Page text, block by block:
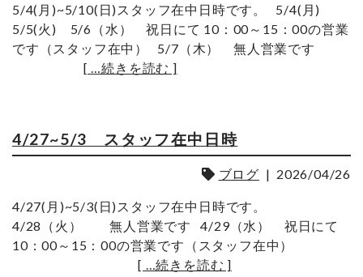
5/4(月)~5/10(日)スタッフ在中日時です。 5/4(月)
5/5(火) 5/6（水） 祝日にて 10：00～15：00の営業
です（スタッフ在中） 5/7（木） 無人営業です
[ …続きを読む ]
4/27~5/3 スタッフ在中日時
ブログ | 2026/04/26
4/27(月)~5/3(日)スタッフ在中日時です。
4/28（火） 無人営業です 4/29（水） 祝日にて
10：00～15：00の営業です（スタッフ在中）
[ …続きを読む ]